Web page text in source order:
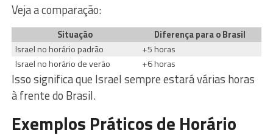
Veja a comparação:
Situação
Diferença para o Brasil
Israel no horário padrão
+5 horas
Israel no horário de verão
+6 horas
Isso significa que Israel sempre estará várias horas
à frente do Brasil.
Exemplos Práticos de Horário